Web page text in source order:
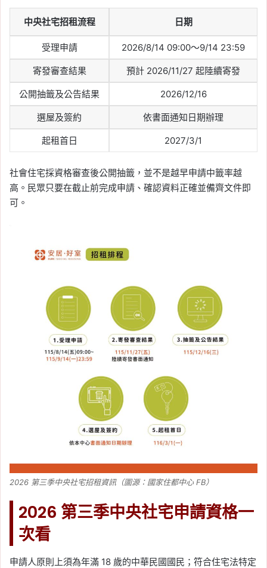
中央社宅招租流程 日期
受理申請 2026/8/14 09:00～9/14 23:59
寄發審查結果 預計 2026/11/27 起陸續寄發
公開抽籤及公告結果 2026/12/16
選屋及簽約 依書面通知日期辦理
起租首日 2027/3/1
社會住宅採資格審查後公開抽籤，並不是越早申請中籤率越
高。民眾只要在截止前完成申請、確認資料正確並備齊文件即
可。
2026 第三季中央社宅招租資訊（圖源：國家住都中心 FB）
2026 第三季中央社宅申請資格一
次看
申請人原則上須為年滿 18 歲的中華民國國民；符合住宅法特定